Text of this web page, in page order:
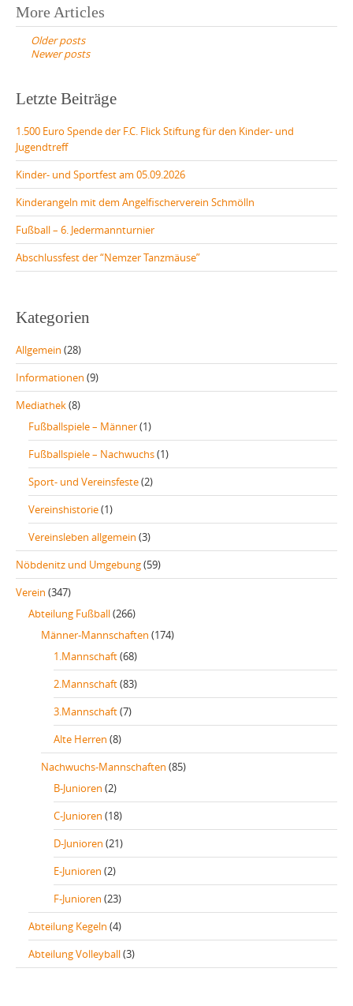
Posts
navigation
More Articles
Older posts
Newer posts
Letzte Beiträge
1.500 Euro Spende der F.C. Flick Stiftung für den Kinder- und
Jugendtreff
Kinder- und Sportfest am 05.09.2026
Kinderangeln mit dem Angelfischerverein Schmölln
Fußball – 6. Jedermannturnier
Abschlussfest der “Nemzer Tanzmäuse”
Kategorien
Allgemein (28)
Informationen (9)
Mediathek(8)
Fußballspiele – Männer(1)
Fußballspiele – Nachwuchs(1)
Sport- und Vereinsfeste(2)
Vereinshistorie(1)
Vereinsleben allgemein (3)
Nöbdenitz und Umgebung(59)
Verein (347)
Abteilung Fußball(266)
Männer-Mannschaften (174)
1.Mannschaft(68)
2.Mannschaft(83)
3.Mannschaft(7)
Alte Herren (8)
Nachwuchs-Mannschaften (85)
B-Junioren (2)
C-Junioren (18)
D-Junioren (21)
E-Junioren (2)
F-Junioren (23)
Abteilung Kegeln (4)
Abteilung Volleyball(3)